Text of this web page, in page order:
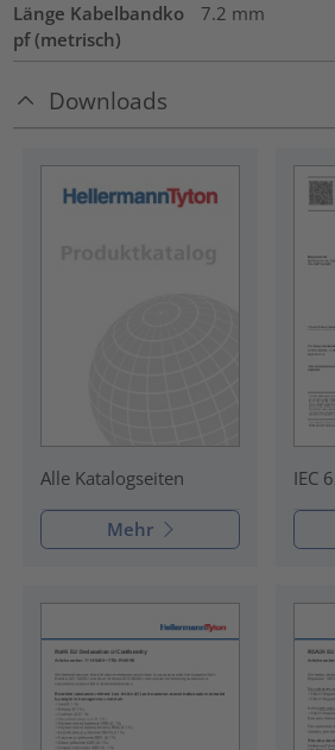
Länge Kabelbandko
pf (metrisch)
7.2 mm
Downloads
Alle Katalogseiten
Mehr
IEC